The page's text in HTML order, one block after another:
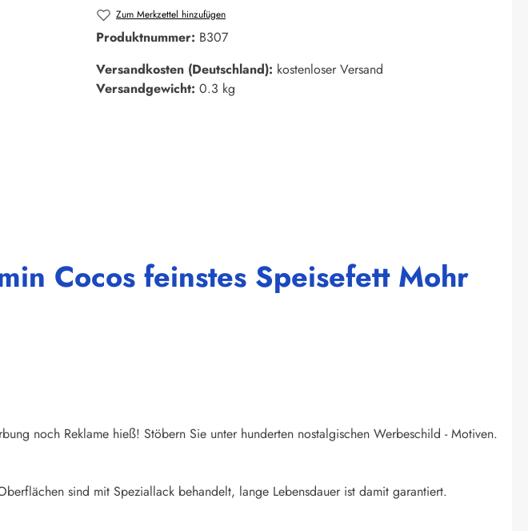
Zum Merkzettel hinzufügen
Produktnummer: B307
Versandkosten (Deutschland): kostenloser Versand
Versandgewicht: 0.3 kg
Cocos feinstes Speisefett Mohr
noch Reklame hieß! Stöbern Sie unter hunderten nostalgischen Werbeschild - Motiven.
sind mit Speziallack behandelt, lange Lebensdauer ist damit garantiert.